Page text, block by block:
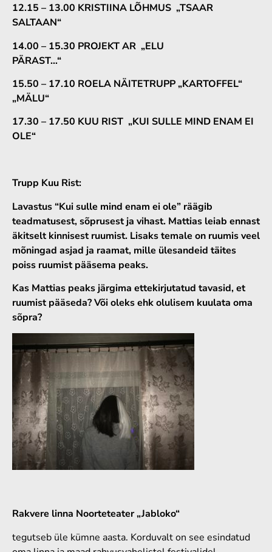
12.15 – 13.00 KRISTIINA LÕHMUS „TSAAR
SALTAAN“
14.00 – 15.30 PROJEKT AR „ELU
PÄRAST…“
15.50 – 17.10 ROELA NÄITETRUPP „KARTOFFEL“
„MÄLU“
17.30 – 17.50 KUU RIST „KUI SULLE MIND ENAM EI
OLE“
Trupp Kuu Rist:
Lavastus “Kui sulle mind enam ei ole” räägib
teadmatusest, sõprusest ja vihast. Mattias leiab ennast
äkitselt kinnisest ruumist. Lisaks temale on ruumis veel
mõningad asjad ja raamat, mille ülesandeid täites
poiss ruumist pääsema peaks.
Kas Mattias peaks järgima ettekirjutatud tavasid, et
ruumist pääseda? Või oleks ehk olulisem kuulata oma
sõpra?
Rakvere linna Noorteteater„Jabloko“
tegutseb üle kümne aasta. Korduvalton see esindatud